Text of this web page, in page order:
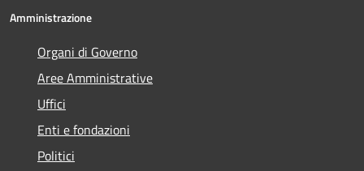
Amministrazione
Organi di Governo
Aree Amministrative
Uffici
Enti e fondazioni
Politici